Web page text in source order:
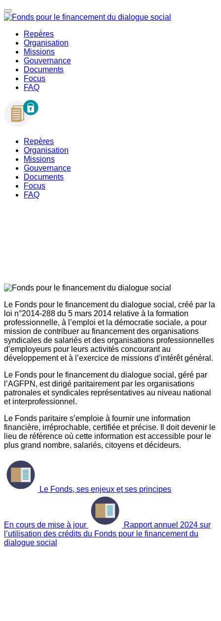
Repères
Organisation
Missions
Gouvernance
Documents
Focus
FAQ
Repères
Organisation
Missions
Gouvernance
Documents
Focus
FAQ
Le Fonds pour le financement du dialogue social, créé par la
loi n°2014-288 du 5 mars 2014 relative à la formation
professionnelle, à l’emploi et la démocratie sociale, a pour
mission de contribuer au financement des organisations
syndicales de salariés et des organisations professionnelles
d’employeurs pour leurs activités concourant au
développement et à l’exercice de missions d’intérêt général.
Le Fonds pour le financement du dialogue social, géré par
l’AGFPN, est dirigé paritairement par les organisations
patronales et syndicales représentatives au niveau national
et interprofessionnel.
Le Fonds paritaire s’emploie à fournir une information
financière, irréprochable, certifiée et précise. Il doit devenir le
lieu de référence où cette information est accessible pour le
plus grand nombre, salariés, citoyens et décideurs.
Le Fonds, ses enjeux et ses principes
En cours de mise à jour
Rapport annuel 2024 sur
l’utilisation des crédits du Fonds pour le financement du
dialogue social